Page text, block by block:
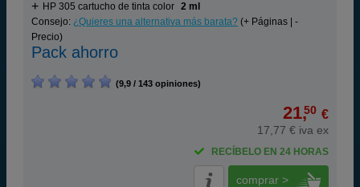
HP 305 cartucho de tinta color 2 ml
Consejo: ¿Quieres una alternativa más barata? (+ Páginas | -
Precio)
Pack ahorro
(9,9 / 143 opiniones)
21,50 €
17,77 € iva ex
RECÍBELO EN 24 HORAS
comprar >